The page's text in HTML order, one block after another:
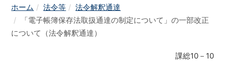
ホーム 法令等
法令解釈通達
「電子帳簿保存法取扱通達の制定について」の一部改正
について（法令解釈通達）
課総10－10